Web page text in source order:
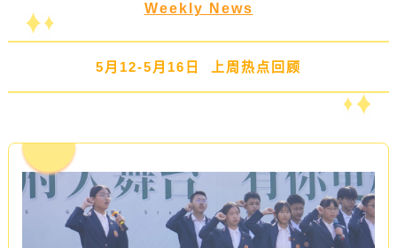
Weekly News
5月12-5月16日 上周热点回顾